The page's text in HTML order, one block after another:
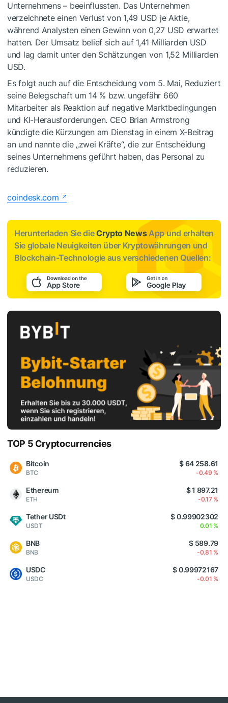
Unternehmens – beeinflussten. Das Unternehmen
verzeichnete einen Verlust von 1,49 USD je Aktie,
während Analysten einen Gewinn von 0,27 USD erwartet
hatten. Der Umsatz belief sich auf 1,41 Milliarden USD
und lag damit unter den Schätzungen von 1,52 Milliarden
USD.
Es folgt auch auf die Entscheidung vom 5. Mai, Reduziert
seine Belegschaft um 14 % bzw. ungefähr 660
Mitarbeiter als Reaktion auf negative Marktbedingungen
und KI-Herausforderungen. CEO Brian Armstrong
kündigte die Kürzungen am Dienstag in einem X-Beitrag
an und nannte die „zwei Kräfte“, die zur Entscheidung
seines Unternehmens geführt haben, das Personal zu
reduzieren.
coindesk.com
Herunterladen Sie dieCrypto NewsApp und erhalten
Sie globale Neuigkeiten über Kryptowährungen und
Blockchain-Technologie aus verschiedenen Quellen:
TOP 5 Cryptocurrencies
Bitcoin
BTC
$ 64 258.61
-0.49 %
Ethereum
ETH
$ 1 897.21
-0.17 %
Tether USDt
USDT
$ 0.99902302
0.01 %
BNB
BNB
$ 589.79
-0.81 %
USDC
USDC
$ 0.99972167
-0.01 %